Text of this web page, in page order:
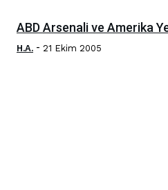
ABD Arsenali ve Amerika
H.A. - 21 Ekim 2005